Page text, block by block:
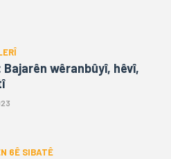
Bajarên wêranbûyî, hêvî,
6Ê SIBATÊ